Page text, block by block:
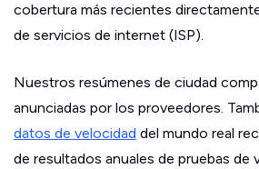
cobertura más recientes
de servicios de internet (ISP).
Nuestros resúmenes de ciudad
anunciadas por los proveedores.
datos de velocidad del mundo real
de resultados anuales de pruebas de